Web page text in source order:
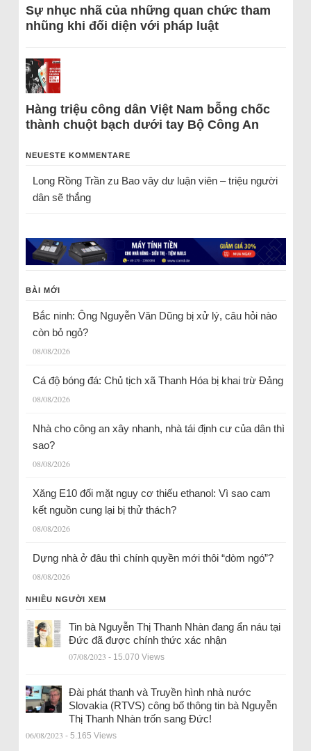
Sự nhục nhã của những quan chức tham
nhũng khi đối diện với pháp luật
Hàng triệu công dân Việt Nam bỗng chốc
thành chuột bạch dưới tay Bộ Công An
NEUESTE KOMMENTARE
Long Rồng Trầnzu Bao vây dư luận viên – triệu người
dân sẽ thắng
BÀI MỚI
Bắc ninh: Ông Nguyễn Văn Dũng bị xử lý, câu hỏi nào
còn bỏ ngỏ?
08/08/2026
Cá độ bóng đá: Chủ tịch xã Thanh Hóa bị khai trừ Đảng
08/08/2026
Nhà cho công an xây nhanh, nhà tái định cư của dân thì
sao?
08/08/2026
Xăng E10 đối mặt nguy cơ thiếu ethanol: Vì sao cam
kết nguồn cung lại bị thử thách?
08/08/2026
Dựng nhà ở đâu thì chính quyền mới thôi “dòm ngó”?
08/08/2026
NHIỀU NGƯỜI XEM
Tin bà Nguyễn Thị Thanh Nhàn đang ẩn náu tại
Đức đã được chính thức xác nhận
07/08/2023 - 15.070 Views
Đài phát thanh và Truyền hình nhà nước
Slovakia (RTVS) công bố thông tin bà Nguyễn
Thị Thanh Nhàn trốn sang Đức!
06/08/2023 - 5.165 Views